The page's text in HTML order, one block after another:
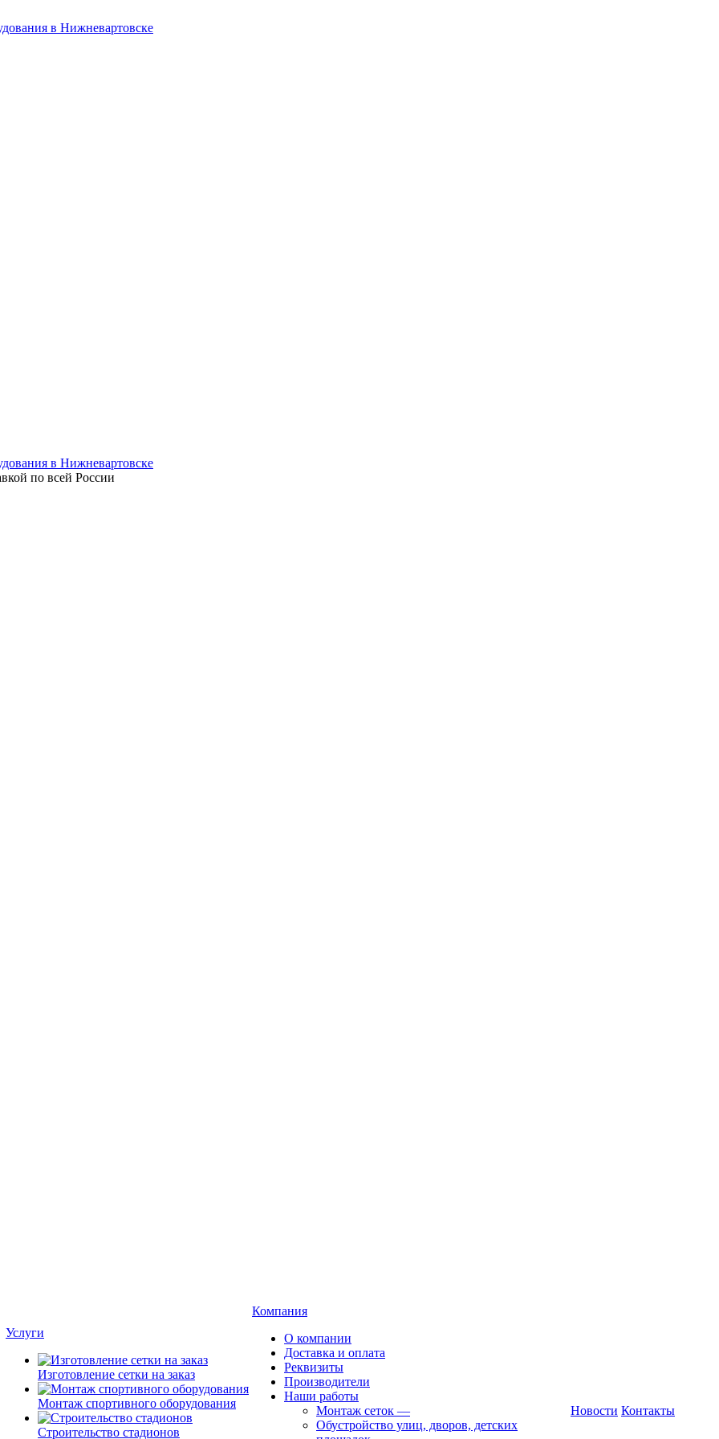
по всей России
Услуги
Изготовление сетки на заказ
Монтаж спортивного оборудования
Строительство стадионов
Компания
О компании
Доставка и оплата
Реквизиты
Производители
Наши работы
Монтаж сеток —
Обустройство улиц, дворов, детских
Новости Контакты